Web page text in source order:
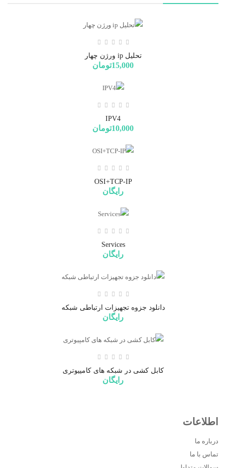
تحلیل ip ورژن چهار
15,000تومان
IPV4
10,000تومان
OSI+TCP-IP
رایگان
Services
رایگان
دانلود جزوه تجهیزات ارتباطی شبکه
رایگان
کابل کشی در شبکه های کامپیوتری
رایگان
اطلاعات
درباره ما
تماس با ما